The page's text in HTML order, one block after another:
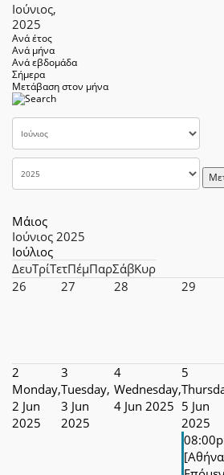
Ιούνιος,
2025
Ανά έτος
Ανά μήνα
Ανά εβδομάδα
Σήμερα
Μετάβαση στον μήνα
Μάιος
Ιούνιος 2025
Ιούλιος
ΔευΤρίΤετΠέμΠαρΣάβΚυρ
26
27 28 29
2
Monday,
2 Jun
2025
3
Tuesday,
3 Jun
2025
4
Wednesday,
4 Jun 2025
5
5 Jun
2025